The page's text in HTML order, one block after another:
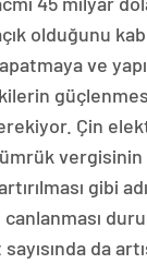
olduğunu
ve
Çin
vergisinin
gibi
da